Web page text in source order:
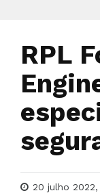
RPL
20 julho 2022,